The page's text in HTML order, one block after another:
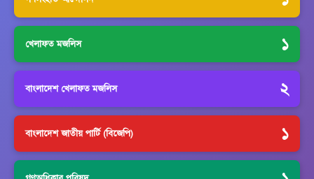
খেলাফত মজলিস ১
বাংলাদেশ খেলাফত মজলিস ২
বাংলাদেশ জাতীয় পার্টি (বিজেপি) ১